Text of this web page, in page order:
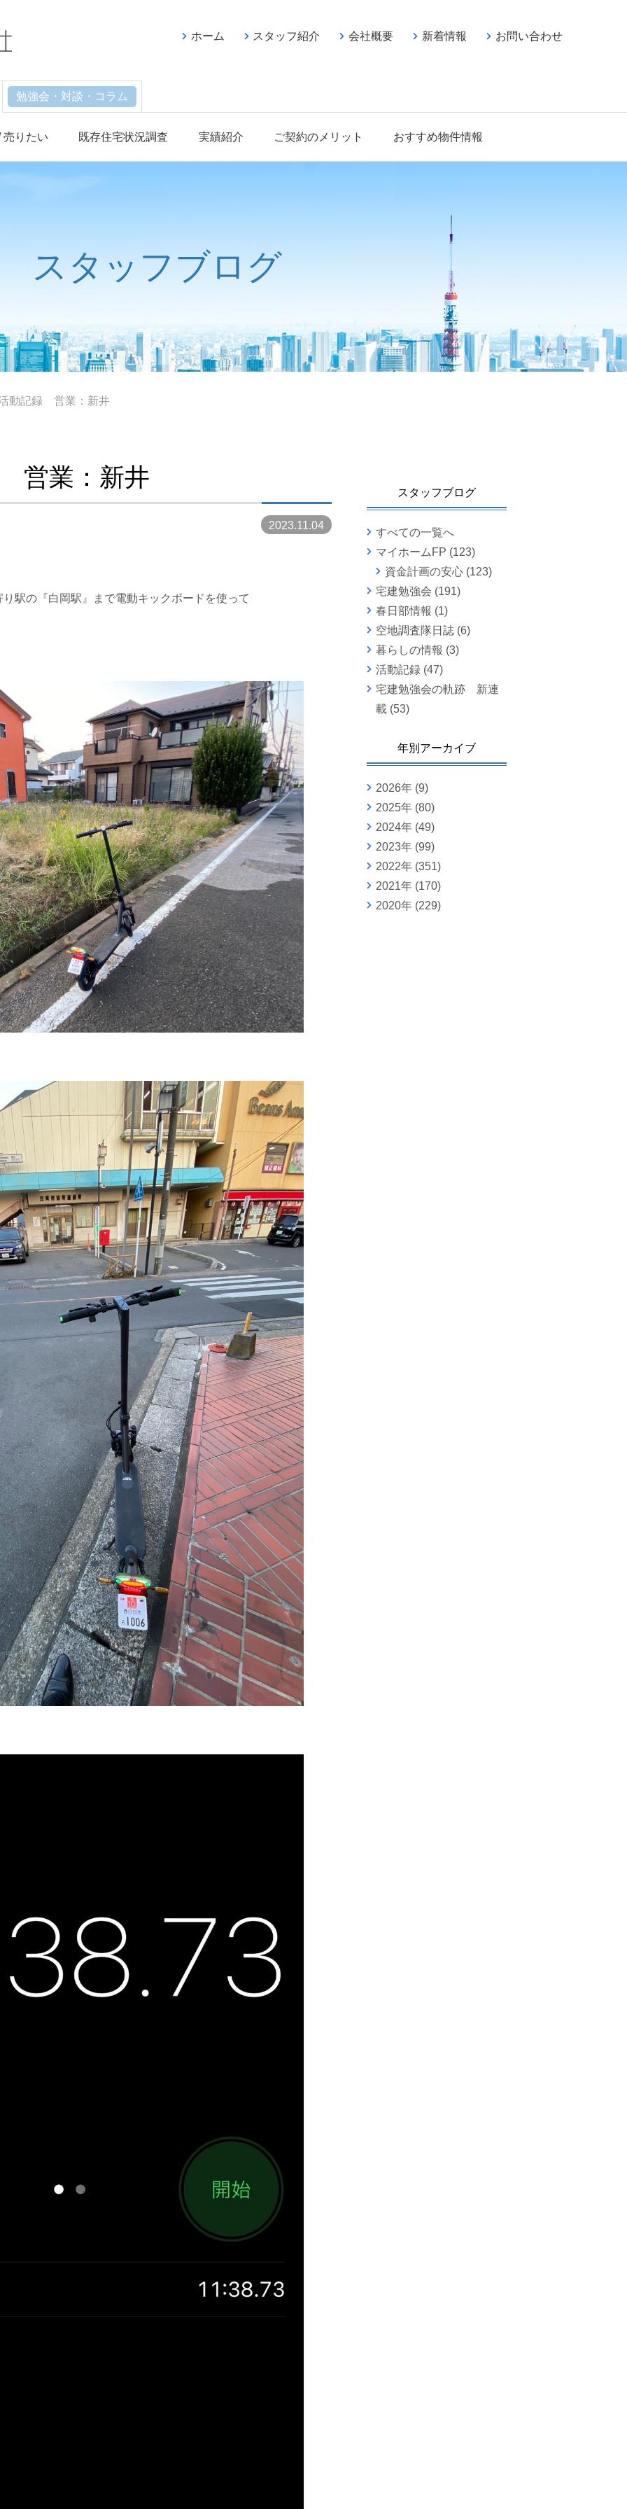
売りたい 既存住宅状況調査 実績紹介 ご契約のメリット おすすめ物件情報
勉強会・対談・コラム
ホーム スタッフ紹介 会社概要 新着情報 お問い合わせ
スタッフブログ
動記録 営業：新井
営業：新井
2023.11.04
駅の『白岡駅』まで電動キックボードを使って
スタッフブログ
すべての一覧へ
マイホームFP (123)
資金計画の安心(123)
宅建勉強会 (191)
春日部情報 (1)
空地調査隊日誌(6)
暮らしの情報 (3)
活動記録(47)
宅建勉強会の軌跡 新連
載 (53)
年別アーカイブ
2026年(9)
2025年(80)
2024年(49)
2023年(99)
2022年(351)
2021年(170)
2020年(229)